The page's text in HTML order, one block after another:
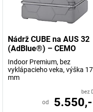
Nádrž CUBE na AUS 32
(AdBlue®) – CEMO
Indoor Premium, bez
vyklápacieho veka, výška
mm
bez
od